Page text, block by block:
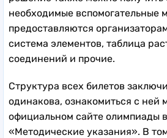
необходимые вспомогательные
предоставляются
система элементов, таблица
соединений и прочие.
Структура всех билетов
одинакова, ознакомиться с ней
официальном сайте олимпиады
«Методические указания». В